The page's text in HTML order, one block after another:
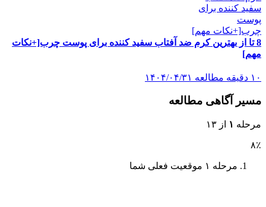
8 تا از بهترین کرم ضد آفتاب سفید کننده برای پوست چرب[+نکات
مهم]
۱۰ دقیقه مطالعه ۱۴۰۴/۰۴/۳۱
مسیر آگاهی مطالعه
مرحله ۱ از ۱۳
۸٪
مرحله ۱ موقعیت فعلی شما